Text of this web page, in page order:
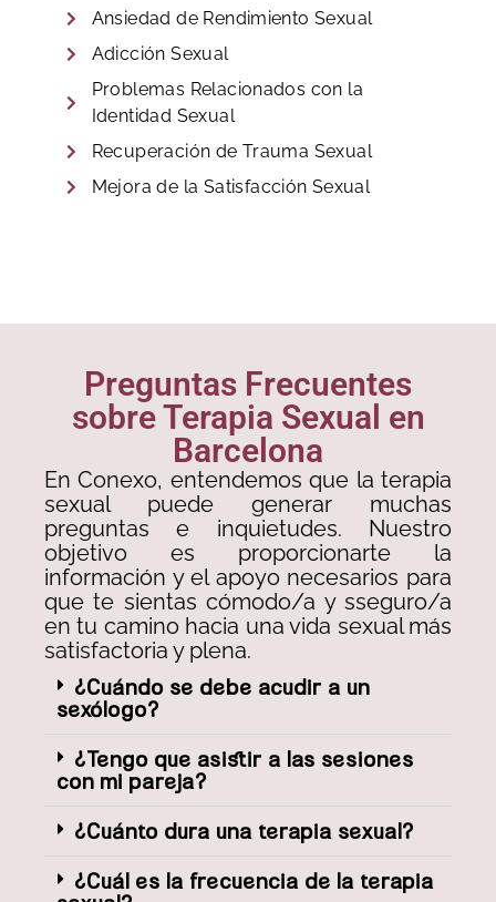
Ansiedad de Rendimiento Sexual
Adicción Sexual
Problemas Relacionados con la
Identidad Sexual
Recuperación de Trauma Sexual
Mejora de la Satisfacción Sexual
Preguntas Frecuentes
sobre Terapia Sexual en
Barcelona
En Conexo, entendemos que la terapia
sexual puede generar muchas
preguntas e inquietudes. Nuestro
objetivo es proporcionarte la
información y el apoyo necesarios para
que te sientas cómodo/a y sseguro/a
en tu camino hacia una vida sexual más
satisfactoria y plena.
¿Cuándo se debe acudir a un
sexólogo?
¿Tengo que asistir a las sesiones
con mi pareja?
¿Cuánto dura una terapia sexual?
¿Cuál es la frecuencia de la terapia